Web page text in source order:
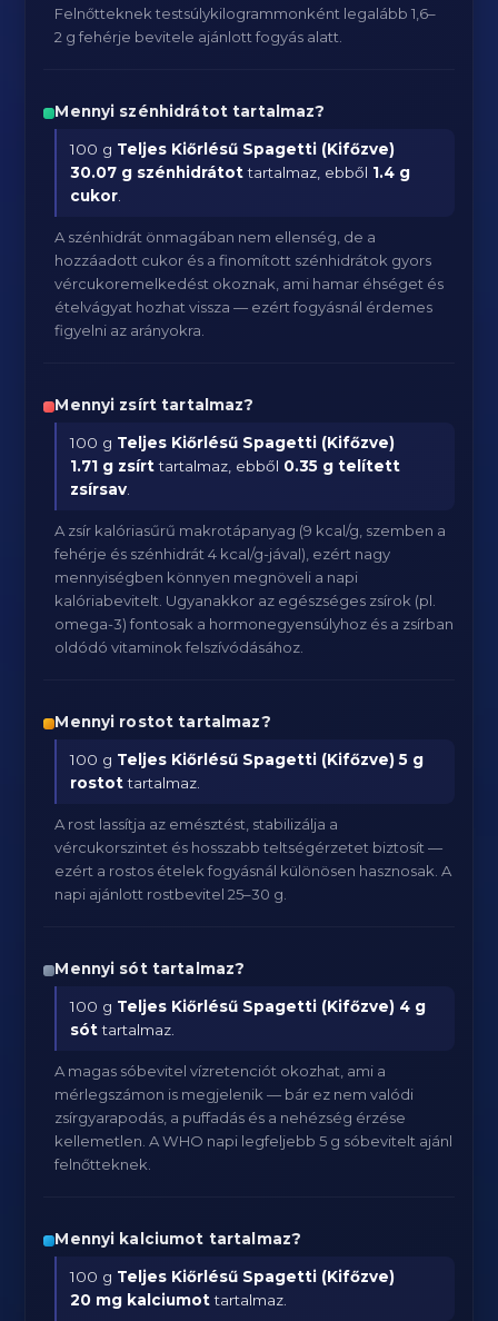
Felnőtteknek testsúlykilogrammonként legalább 1,6–
2 g fehérje bevitele ajánlott fogyás alatt.
Mennyi szénhidrátot tartalmaz?
100 g Teljes Kiőrlésű Spagetti (Kifőzve)
30.07 g szénhidrátottartalmaz, ebből 1.4 g
cukor
A szénhidrát önmagában nem ellenség, de a
hozzáadott cukor és a finomított szénhidrátok gyors
vércukoremelkedést okoznak, ami hamar éhséget és
ételvágyat hozhat vissza — ezért fogyásnál érdemes
figyelni az arányokra.
Mennyi zsírt tartalmaz?
100 g Teljes Kiőrlésű Spagetti (Kifőzve)
1.71 g zsírttartalmaz, ebből 0.35 g telített
zsírsav
A zsír kalóriasűrű makrotápanyag (9 kcal/g, szemben a
fehérje és szénhidrát 4 kcal/g-jával), ezért nagy
mennyiségben könnyen megnöveli a napi
kalóriabevitelt. Ugyanakkor az egészséges zsírok (pl.
omega-3) fontosak a hormonegyensúlyhoz és a zsírban
oldódó vitaminok felszívódásához.
Mennyi rostot tartalmaz?
100 g Teljes Kiőrlésű Spagetti (Kifőzve) 5 g
rostottartalmaz.
A rost lassítja az emésztést, stabilizálja a
vércukorszintet és hosszabb teltségérzetet biztosít —
ezért a rostos ételek fogyásnál különösen hasznosak. A
napi ajánlott rostbevitel 25–30 g.
Mennyi sót tartalmaz?
100 g Teljes Kiőrlésű Spagetti (Kifőzve) 4 g
sóttartalmaz.
A magas sóbevitel vízretenciót okozhat, ami a
mérlegszámon is megjelenik — bár ez nem valódi
zsírgyarapodás, a puffadás és a nehézség érzése
kellemetlen. A WHO napi legfeljebb 5 g sóbevitelt ajánl
felnőtteknek.
Mennyi kalciumot tartalmaz?
100 g Teljes Kiőrlésű Spagetti (Kifőzve)
20 mg kalciumottartalmaz.